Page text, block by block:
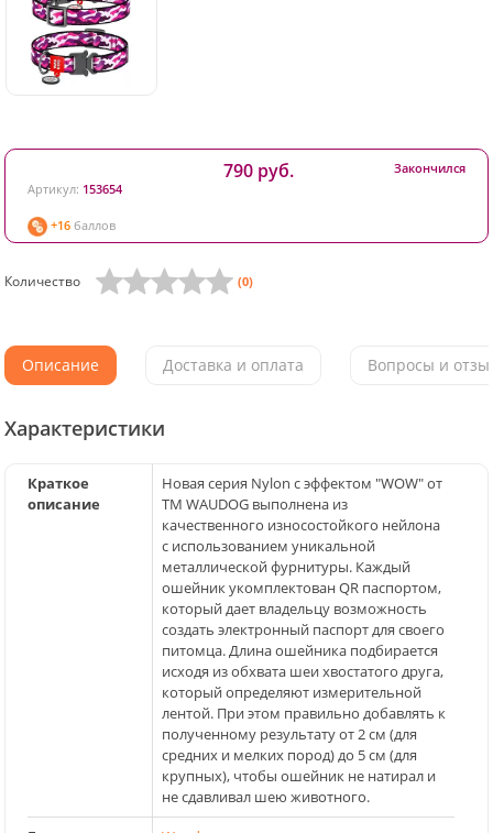
Артикул: 153654
+16 баллов
790 руб. Закончился
Количество (0)
Описание Доставка и оплата Вопросы и
Характеристики
Краткое
описание
Новая серия Nylon с эффектом "WOW" от
ТМ WAUDOG выполнена из
качественного износостойкого нейлона
с использованием уникальной
металлической фурнитуры. Каждый
ошейник укомплектован QR паспортом,
который дает владельцу возможность
создать электронный паспорт для своего
питомца. Длина ошейника подбирается
исходя из обхвата шеи хвостатого друга,
который определяют измерительной
лентой. При этом правильно добавлять к
полученному результату от 2 см (для
средних и мелких пород) до 5 см (для
крупных), чтобы ошейник не натирал и
не сдавливал шею животного.